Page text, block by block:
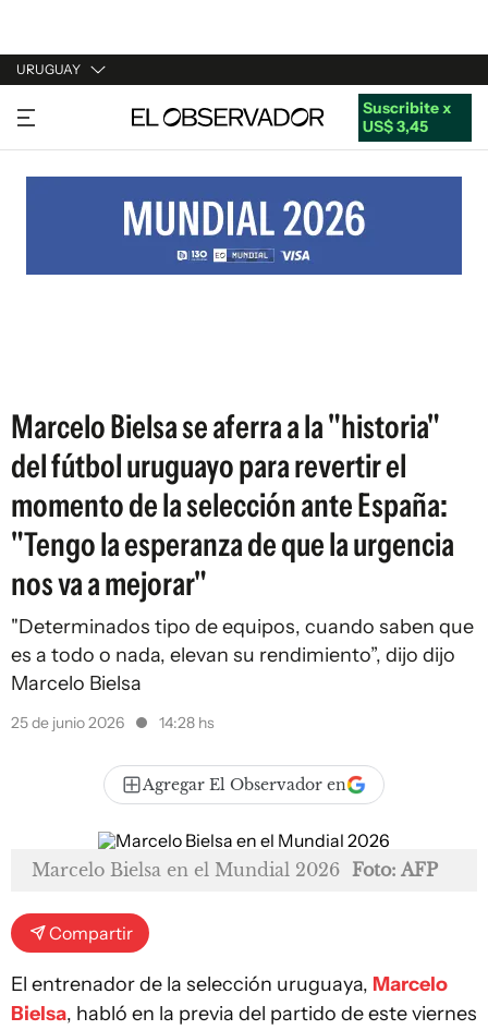
URUGUAY
URUGUAY
ARGENTINA
ESTADOS UNIDOS
Suscribite x
US$ 3,45
Marcelo Bielsa se aferra a la "historia"
del fútbol uruguayo para revertir el
momento de la selección ante España:
"Tengo la esperanza de que la urgencia
nos va a mejorar"
"Determinados tipo de equipos, cuando saben que
es a todo o nada, elevan su rendimiento”, dijo dijo
Marcelo Bielsa
25 de junio 2026 14:28 hs
Agregar El Observador en
Marcelo Bielsa en el Mundial 2026 Foto: AFP
Compartir
El entrenador de la selección uruguaya, Marcelo
Bielsa, habló en la previa del partido de este viernes